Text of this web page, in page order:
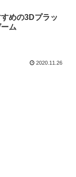
めの3Dプラッ
ム
2020.11.26